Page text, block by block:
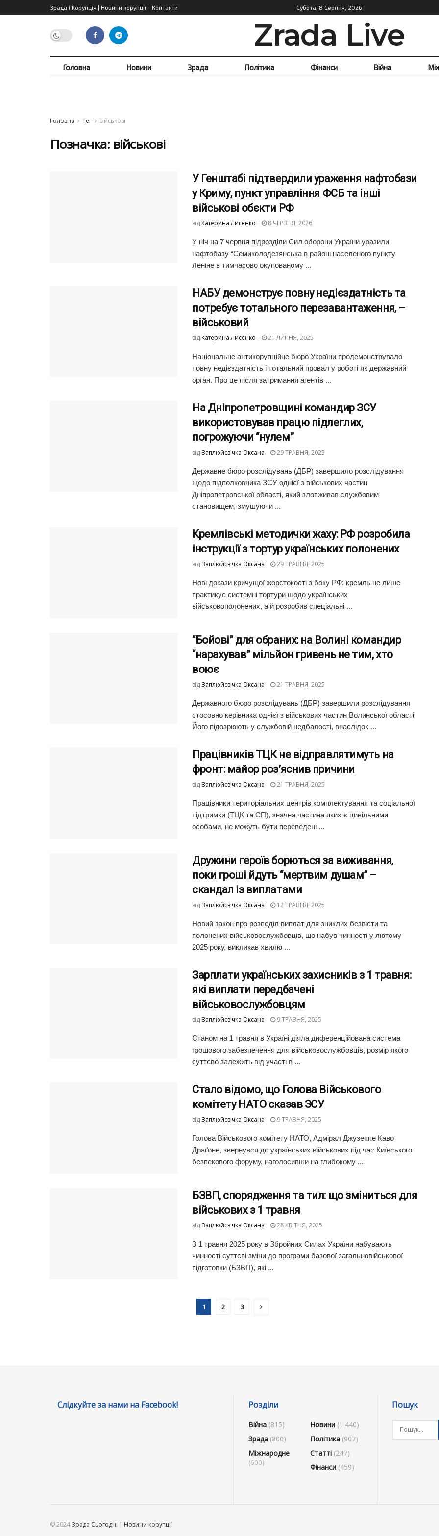
Зрада і Корупція | Новини корупції Контакти Субота, 8 Серпня, 2026
Zrada Live
Головна Новини Зрада Політика Фінанси Війна
Головна Тег військові
Позначка: військові
У Генштабі підтвердили ураження нафтобази
у Криму, пункт управління ФСБ та інші
військові обєкти РФ
від Катерина Лисенко 8 ЧЕРВНЯ, 2026
У ніч на 7 червня підрозділи Сил оборони України уразили
нафтобазу “Семиколодезянська в районі населеного пункту
Леніне в тимчасово окупованому ...
НАБУ демонструє повну недієздатність та
потребує тотального перезавантаження, –
військовий
від Катерина Лисенко 21 ЛИПНЯ, 2025
Національне антикорупційне бюро України продемонструвало
повну недієздатність і тотальний провал у роботі як державний
орган. Про це після затримання агентів ...
На Дніпропетровщині командир ЗСУ
використовував працю підлеглих,
погрожуючи “нулем”
від Заплюйсвічка Оксана 29 ТРАВНЯ, 2025
Державне бюро розслідувань (ДБР) завершило розслідування
щодо підполковника ЗСУ однієї з військових частин
Дніпропетровської області, який зловживав службовим
становищем, змушуючи ...
Кремлівські методички жаху: РФ розробила
інструкції з тортур українських полонених
від Заплюйсвічка Оксана 29 ТРАВНЯ, 2025
Нові докази кричущої жорстокості з боку РФ: кремль не лише
практикує системні тортури щодо українських
військовополонених, а й розробив спеціальні ...
“Бойові” для обраних: на Волині командир
“нарахував” мільйон гривень не тим, хто
воює
від Заплюйсвічка Оксана 21 ТРАВНЯ, 2025
Державного бюро розслідувань (ДБР) завершили розслідування
стосовно керівника однієї з військових частин Волинської області.
Його підозрюють у службовій недбалості, внаслідок ...
Працівників ТЦК не відправлятимуть на
фронт: майор роз’яснив причини
від Заплюйсвічка Оксана 21 ТРАВНЯ, 2025
Працівники територіальних центрів комплектування та соціальної
підтримки (ТЦК та СП), значна частина яких є цивільними
особами, не можуть бути переведені ...
Дружини героїв борються за виживання,
поки гроші йдуть “мертвим душам” –
скандал із виплатами
від Заплюйсвічка Оксана 12 ТРАВНЯ, 2025
Новий закон про розподіл виплат для зниклих безвісти та
полонених військовослужбовців, що набув чинності у лютому
2025 року, викликав хвилю ...
Зарплати українських захисників з 1 травня:
які виплати передбачені
військовослужбовцям
від Заплюйсвічка Оксана 9 ТРАВНЯ, 2025
Станом на 1 травня в Україні діяла диференційована система
грошового забезпечення для військовослужбовців, розмір якого
суттєво залежить від участі в ...
Стало відомо, що Голова Військового
комітету НАТО сказав ЗСУ
від Заплюйсвічка Оксана 9 ТРАВНЯ, 2025
Голова Військового комітету НАТО, Адмірал Джузеппе Каво
Драґоне, звернувся до українських військових під час Київського
безпекового форуму, наголосивши на глибокому ...
БЗВП, спорядження та тил: що зміниться для
військових з 1 травня
від Заплюйсвічка Оксана 28 КВІТНЯ, 2025
З 1 травня 2025 року в Збройних Силах України набувають
чинності суттєві зміни до програми базової загальновійськової
підготовки (БЗВП), які ...
1 2 3
Слідкуйте за нами на Facebook! Розділи
Війна (815)
Зрада (800)
Міжнародне
(600)
Новини(1 440)
Політика(907)
Статті(247)
Фінанси(459)
Пошук
© 2024 Зрада Сьогодні | Новини корупції